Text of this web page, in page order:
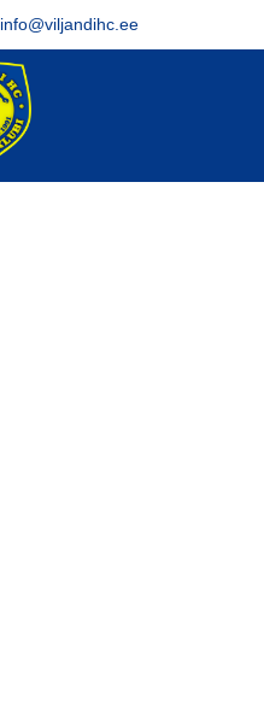
info@viljandihc.ee